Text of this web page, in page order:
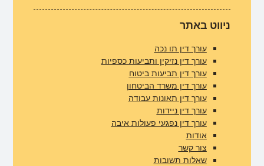
ניווט באתר
עורך דין תו נכה
עורך דין נזיקין ותביעות כספיות
עורך דין תביעות ביטוח
עורך דין משרד הביטחון
עורך דין תאונות עבודה
עורך דין ניידות
עורך דין נפגעי פעולות איבה
אודות
צור קשר
שאלות תשובות